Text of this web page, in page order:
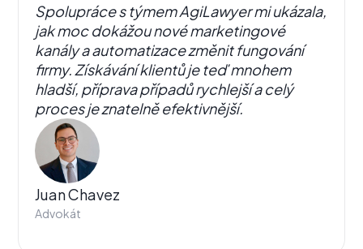
Spolupráce s týmem AgiLawyer mi ukázala,
jak moc dokážou nové marketingové
kanály a automatizace změnit fungování
firmy. Získávání klientů je teď mnohem
hladší, příprava případů rychlejší a celý
proces je znatelně efektivnější.
Juan Chavez
Advokát